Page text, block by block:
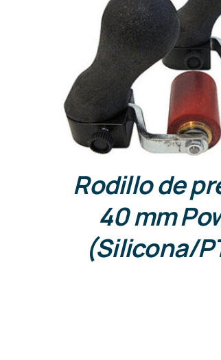
DETALLES
Rodillo de
40 mm
(Silicona/